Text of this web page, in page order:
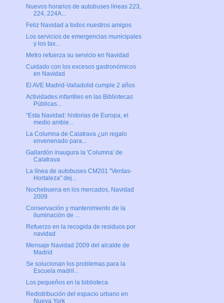
Nuevos horarios de autobuses líneas 223,
224, 224A...
Feliz Navidad a todos nuestros amigos
Los servicios de emergencias municipales
y los tax...
Metro refuerza su servicio en Navidad
Cuidado con los excesos gastronómicos
en Navidad
El AVE Madrid-Valladolid cumple 2 años
Actividades infantiles en las Bibliotecas
Públicas...
“Esta Navidad: historias de Europa, el
medio ambie...
La Columna de Calatrava ¿un regalo
envenenado para...
Gallardón inaugura la 'Columna' de
Calatrava
La línea de autobuses CM201 "Ventas-
Hortaleza" dej...
Nochebuena en los mercados, Navidad
2009
Conservación y mantenimiento de la
iluminación de ...
Refuerzo en la recogida de residuos por
navidad
Mensaje Navidad 2009 del alcalde de
Madrid
Se solucionan los problemas para la
Escuela madril...
Los pequeños en la biblioteca
Redistribución del espacio urbano en
Nueva York